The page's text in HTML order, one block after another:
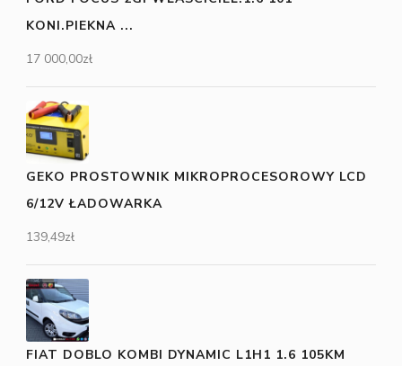
KONI.PIEKNA ...
17 000,00zł
GEKO PROSTOWNIK MIKROPROCESOROWY LCD
6/12V ŁADOWARKA
139,49zł
FIAT DOBLO KOMBI DYNAMIC L1H1 1.6 105KM